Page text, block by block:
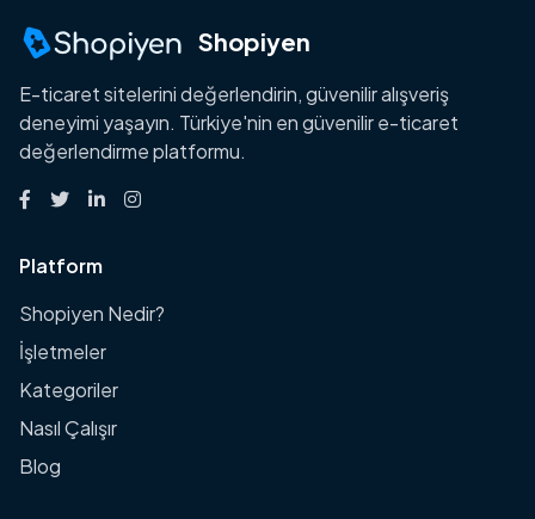
Shopiyen
E-ticaret sitelerini değerlendirin, güvenilir alışveriş
deneyimi yaşayın. Türkiye'nin en güvenilir e-ticaret
değerlendirme platformu.
Platform
Shopiyen Nedir?
İşletmeler
Kategoriler
Nasıl Çalışır
Blog